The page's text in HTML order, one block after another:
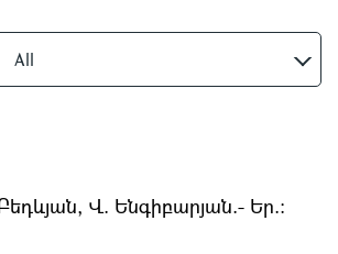
All
Վ. Ենգիբարյան.- Եր.: